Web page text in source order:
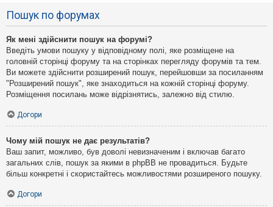
Пошук по форумах
Як мені здійснити пошук на форумі?
Введіть умови пошуку у відповідному полі, яке розміщене на
головній сторінці форуму та на сторінках перегляду форумів та тем.
Ви можете здійснити розширений пошук, перейшовши за посиланням
"Розширений пошук", яке знаходиться на кожній сторінці форуму.
Розміщення посилань може відрізнятись, залежно від стилю.
Догори
Чому мій пошук не дає результатів?
Ваш запит, можливо, був доволі невизначеним і включав багато
загальних слів, пошук за якими в phpBB не провадиться. Будьте
більш конкретні і скористайтесь можливостями розширеного пошуку.
Догори